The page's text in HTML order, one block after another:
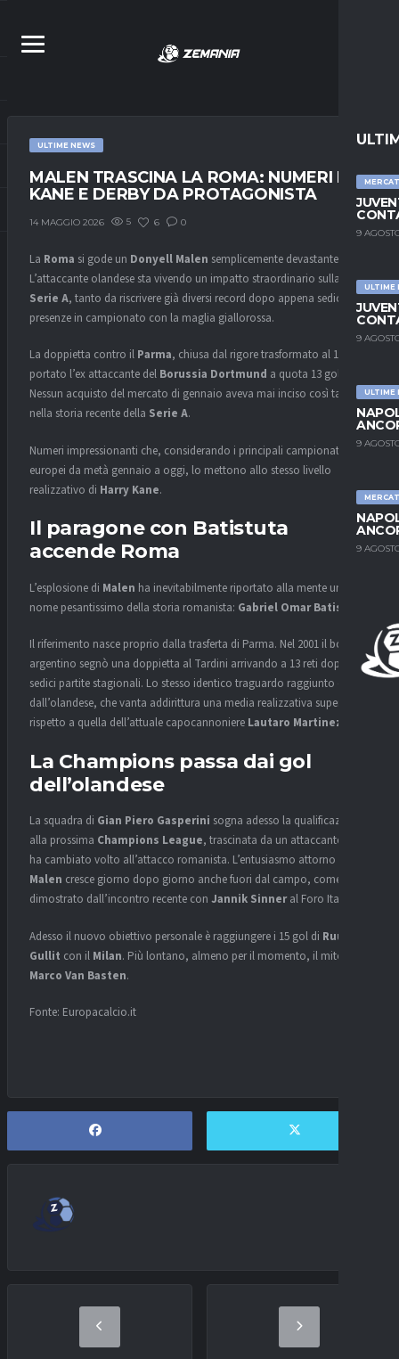
9
ULTIME
9
ULTIME
9
9
ULTIME NEWS
MALEN TRASCINA LA ROMA: NUMERI DA
KANE E DERBY DA PROTAGONISTA
14 MAGGIO 2026 5 6 0
La Roma si gode un Donyell Malen semplicemente devastante.
L’attaccante olandese sta vivendo un impatto straordinario sulla
Serie A, tanto da riscrivere già diversi record dopo appena sedici
presenze in campionato con la maglia giallorossa.
La doppietta contro il Parma, chiusa dal rigore trasformato al 101’, ha
portato l’ex attaccante del Borussia Dortmund a quota 13 gol.
Nessun acquisto del mercato di gennaio aveva mai inciso così tanto
nella storia recente della Serie A.
Numeri impressionanti che, considerando i principali campionati
europei da metà gennaio a oggi, lo mettono allo stesso livello
realizzativo di Harry Kane.
Il paragone con Batistuta
accende Roma
L’esplosione di Malen ha inevitabilmente riportato alla mente un
nome pesantissimo della storia romanista: Gabriel Omar Batistuta
Il riferimento nasce proprio dalla trasferta di Parma. Nel 2001 il bomber
argentino segnò una doppietta al Tardini arrivando a 13 reti dopo
sedici partite stagionali. Lo stesso identico traguardo raggiunto oggi
dall’olandese, che vanta addirittura una media realizzativa superiore
rispetto a quella dell’attuale capocannoniere Lautaro Martinez
La Champions passa dai gol
dell’olandese
La squadra di Gian Piero Gasperini sogna adesso la qualificazione
alla prossima Champions League, trascinata da un attaccante che
ha cambiato volto all’attacco romanista. L’entusiasmo attorno a
Malen cresce giorno dopo giorno anche fuori dal campo, come
dimostrato dall’incontro recente con Jannik Sinneral Foro Italico.
Adesso il nuovo obiettivo personale è raggiungere i 15 gol di Ruud
Gullit con il Milan. Più lontano, almeno per il momento, il mito di
Marco Van Basten.
Fonte: Europacalcio.it